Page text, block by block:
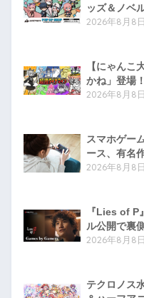
ッズ＆ノベ
2026年8月8日
【にゃんこ
かね」登場
2026年8月8日
スマホゲー
ース、有名
2026年8月8日
『Lies of P
ル公開で裏
2026年8月8日
テクロノス